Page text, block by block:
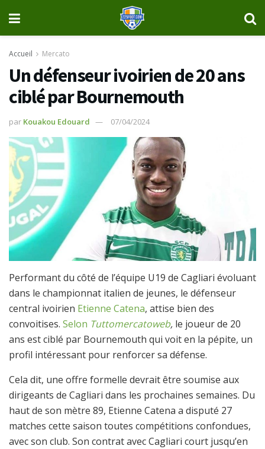
Accueil Mercato
Un défenseur ivoirien de 20 ans
ciblé par Bournemouth
par Kouakou Edouard 07/04/2024
Performant du côté de l’équipe U19 de Cagliari évoluant
dans le championnat italien de jeunes, le défenseur
central ivoirien Etienne Catena, attise bien des
convoitises. Selon Tuttomercatoweb, le joueur de 20
ans est ciblé par Bournemouth qui voit en la pépite, un
profil intéressant pour renforcer sa défense.
Cela dit, une offre formelle devrait être soumise aux
dirigeants de Cagliari dans les prochaines semaines. Du
haut de son mètre 89, Etienne Catena a disputé 27
matches cette saison toutes compétitions confondues,
avec son club. Son contrat avec Cagliari court jusqu’en